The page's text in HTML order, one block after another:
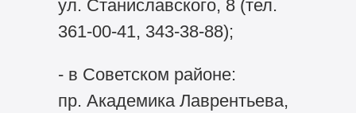
ул. Станиславского, 8 (тел.
361-00-41, 343-38-88);
- в Советском районе:
пр. Академика Лаврентьева,